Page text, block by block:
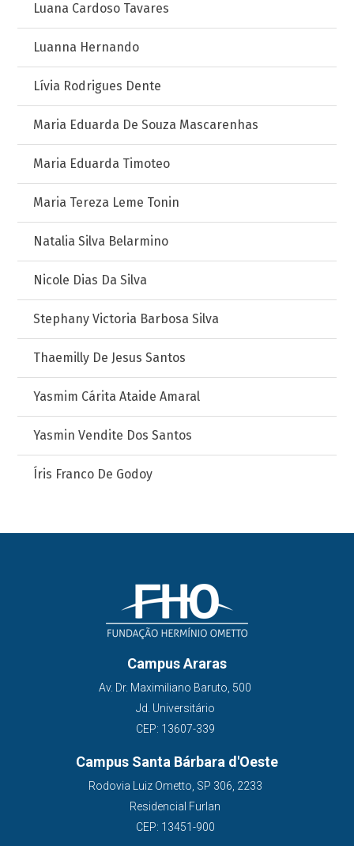
Luana Cardoso Tavares
Luanna Hernando
Lívia Rodrigues Dente
Maria Eduarda De Souza Mascarenhas
Maria Eduarda Timoteo
Maria Tereza Leme Tonin
Natalia Silva Belarmino
Nicole Dias Da Silva
Stephany Victoria Barbosa Silva
Thaemilly De Jesus Santos
Yasmim Cárita Ataide Amaral
Yasmin Vendite Dos Santos
Íris Franco De Godoy
Campus Araras
Av. Dr. Maximiliano Baruto, 500
Jd. Universitário
CEP: 13607-339
Campus Santa Bárbara d'Oeste
Rodovia Luiz Ometto, SP 306, 2233
Residencial Furlan
CEP: 13451-900